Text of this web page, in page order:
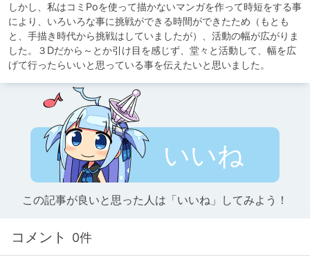
しかし、私はコミPoを使って描かないマンガを作って時短をする事
により、いろいろな事に挑戦ができる時間ができたため（もとも
と、手描き時代から挑戦はしていましたが）、活動の幅が広がりま
した。３Dだから～とか引け目を感じず、堂々と活動して、幅を広
げて行ったらいいと思っている事を伝えたいと思いました。
いいね
この記事が良いと思った人は「いいね」してみよう！
コメント 0件